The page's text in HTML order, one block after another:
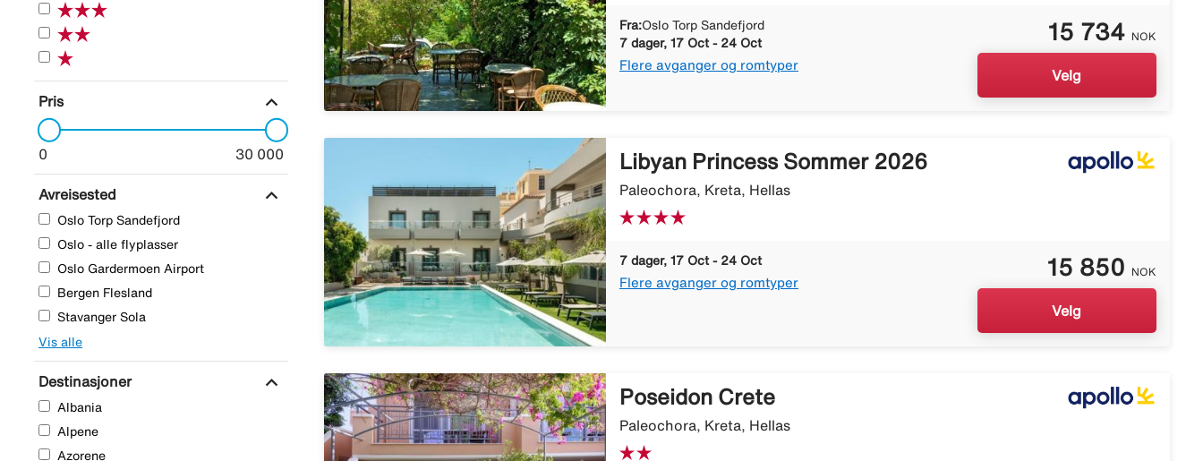
Pris expand_more
0 30 000
Avreisested expand_more
Oslo Torp Sandefjord
Oslo - alle flyplasser
Oslo Gardermoen Airport
Bergen Flesland
Stavanger Sola
Vis alle
Destinasjoner expand_more
Albania
Alpene
Azorene
Fra:Oslo Torp Sandefjord
7 dager, 17 Oct - 24 Oct
Flere avganger og romtyper
15 734 NOK
Velg
Libyan Princess Sommer 2026
Paleochora, Kreta, Hellas
7 dager, 17 Oct - 24 Oct
Flere avganger og romtyper
15 850 NOK
Velg
Poseidon Crete
Paleochora, Kreta, Hellas